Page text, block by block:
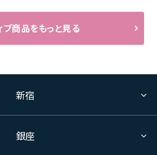
ブ商品をもっと見る
新宿
銀座